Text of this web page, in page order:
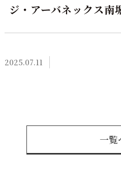
ジ・アーバネックス南
2025.07.11
一覧